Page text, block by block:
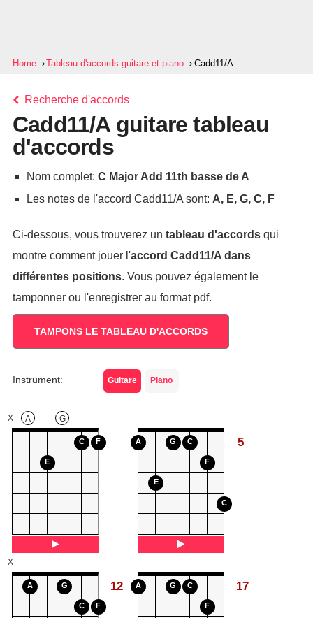
Home Tableau d'accords guitare et piano Cadd11/A
Recherche d'accords
Cadd11/A guitare tableau
d'accords
Nom complet: C Major Add 11th basse de A
Les notes de l'accord Cadd11/A sont: A, E, G, C, F
Ci-dessous, vous trouverez un tableau d'accordsqui
montre comment jouer l'accord Cadd11/Adans
différentes positions. Vous pouvez également le
tamponner ou l'enregistrer au format pdf.
TAMPONS LE TABLEAU D'ACCORDS
Instrument: Guitare Piano
A
E
G
C F
X
A
E
G C
F
C
5
A G
C F
X
12 A G C
F
17